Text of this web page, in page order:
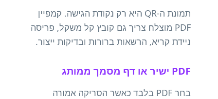
תמונת ה-QR היא רק נקודת הגישה. קמפיין
PDF מוצלח צריך גם קובץ קל משקל, פריסה
ניידת קריא, הרשאות ברורות ובדיקות ייצור.
PDF ישיר או דף מסמך ממותג
בחר PDF בלבד כאשר הסריקה אמורה